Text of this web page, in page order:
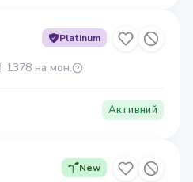
Platinum
1378 на мон.
Активний
New